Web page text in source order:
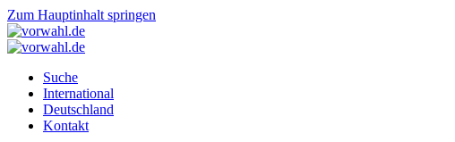
Zum Hauptinhalt springen
Suche
International
Deutschland
Kontakt